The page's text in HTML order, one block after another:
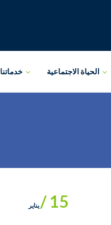
خدماتنا الحياة الاجتماعية
15 / يناير